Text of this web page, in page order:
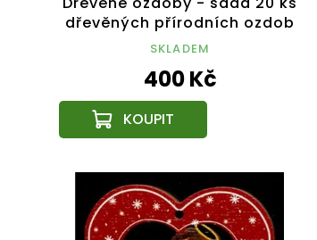
dřevěných přírodních ozdob
s motivem anděla velikost 6
SKLADEM
400 Kč